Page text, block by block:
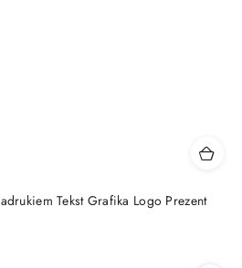
Tekst Grafika Logo Prezent